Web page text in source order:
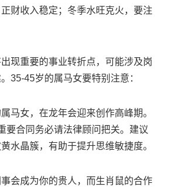
财收入稳定；冬季水旺克火，要注
现重要的事业转折点，可能涉及岗
35-45岁的属马女要特别注意：
马女，在龙年会迎来创作高峰期。
要合同务必请法律顾问把关。建议
水晶簇，有助于提升思维敏捷度。
会成为你的贵人，而生肖鼠的合作